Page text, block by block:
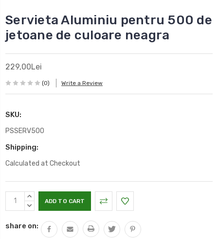
Servieta Aluminiu pentru 500 de
jetoane de culoare neagra
229,00Lei
(0) Write a Review
SKU:
PSSERV500
Shipping:
Calculated at Checkout
Current
Stock:
INCREASE
QUANTITY:
DECREASE
share on: